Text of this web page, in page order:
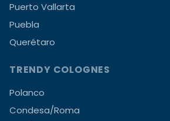
Puerto Vallarta
Puebla
Querétaro
TRENDY COLOGNES
Polanco
Condesa/Roma